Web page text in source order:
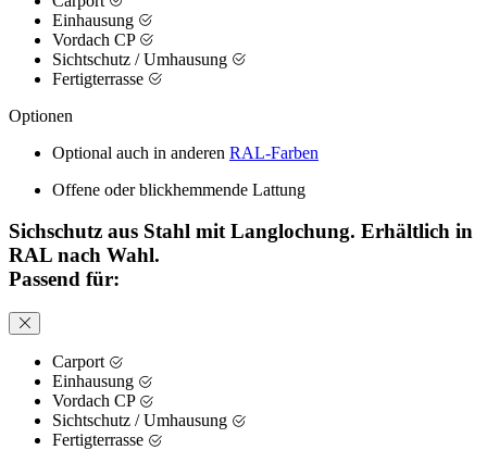
Einhausung
Vordach CP
Sichtschutz / Umhausung
Fertigterrasse
Optionen
Optional auch in anderen RAL-Farben
Offene oder blickhemmende Lattung
Sichschutz aus Stahl mit Langlochung. Erhältlich in
RAL nach Wahl.
Passend für:
Carport
Einhausung
Vordach CP
Sichtschutz / Umhausung
Fertigterrasse